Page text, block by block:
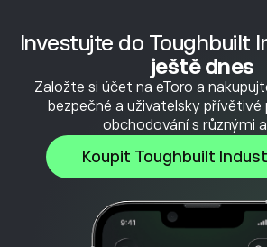
Investujte do Toughbuilt
ještě dnes
Založte si účet na eToro a
bezpečné a uživatelsky
obchodování s různými
Koupit Toughbuilt